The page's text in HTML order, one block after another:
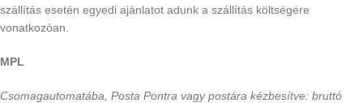
szállítás esetén egyedi ajánlatot adunk a szállítás költségére
vonatkozóan.
MPL
Csomagautomatába, Posta Pontra vagy postára kézbesítve: bruttó